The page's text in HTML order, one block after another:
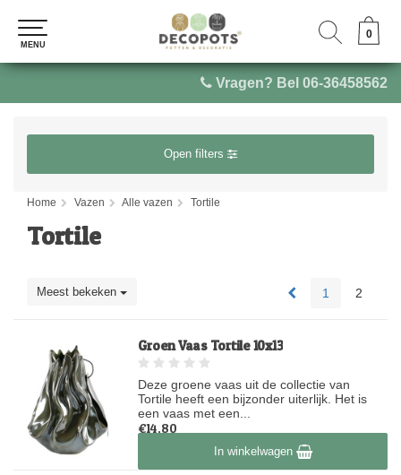
Vragen? Bel 06-36458562
0
MENU
0
MENU
Open filters
Home Vazen Alle vazen Tortile
Tortile
Meest bekeken 1 2
Groen Vaas Tortile 10x13
Deze groene vaas uit de collectie van
Tortile heeft een bijzonder uiterlijk. Het is
een vaas met een...
€14,80
Op voorraadIn winkelwagen